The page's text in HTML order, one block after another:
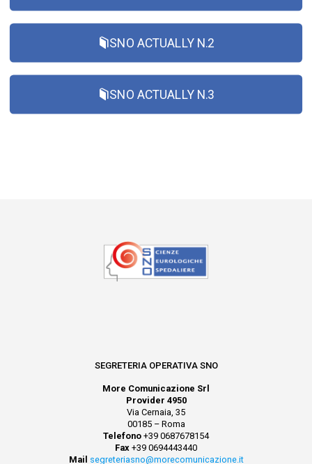
SNO ACTUALLY N.2
SNO ACTUALLY N.3
SEGRETERIA OPERATIVA SNO
More Comunicazione Srl
Provider 4950
Via Cernaia, 35
00185 – Roma
Telefono +39 0687678154
Fax +39 0694443440
Mail segreteriasno@morecomunicazione.it